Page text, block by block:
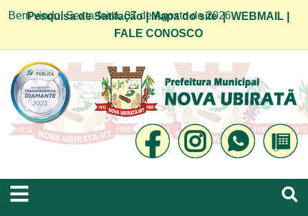
Bem vindo! Sexta-feira, 07 de Agosto de 2026
Pesquisa de Satifação|Mapa do site|WEBMAIL
FALE CONOSCO